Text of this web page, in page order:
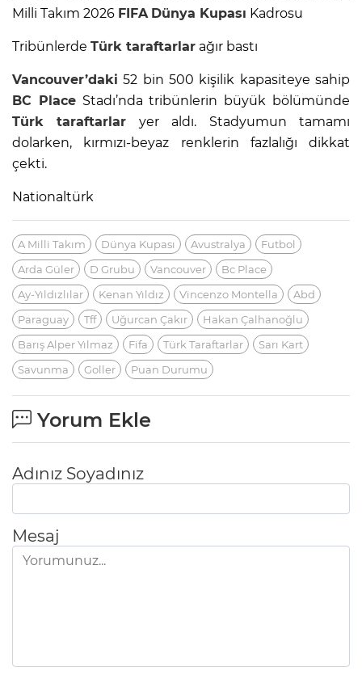
Milli Takım 2026 FIFA Dünya Kupası Kadrosu
Tribünlerde Türk taraftarlar ağır bastı
Vancouver’daki 52 bin 500 kişilik kapasiteye sahip
BC PlaceStadı’nda tribünlerin büyük bölümünde
Türk taraftarlar yer aldı. Stadyumun tamamı
dolarken, kırmızı-beyaz renklerin fazlalığı dikkat
çekti.
Nationaltürk
A Milli Takım Dünya Kupası Avustralya
Futbol
Arda Güler
D Grubu Vancouver
Bc Place
Ay-Yıldızlılar
Kenan Yıldız Vincenzo Montella
Abd
Paraguay
Tff Uğurcan Çakır
Hakan Çalhanoğlu
Barış Alper Yılmaz
Fifa Türk Taraftarlar
Sarı Kart
Savunma
Goller Puan Durumu
Yorum Ekle
Adınız Soyadınız
Mesaj